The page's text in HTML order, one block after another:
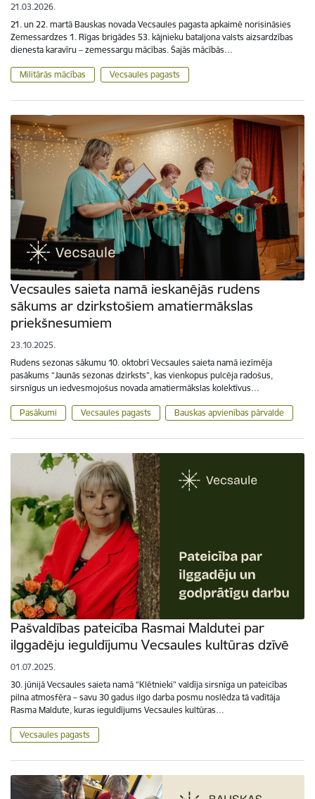
21.03.2026.
21. un 22. martā Bauskas novada Vecsaules pagasta apkaimē norisināsies
Zemessardzes 1. Rīgas brigādes 53. kājnieku bataljona valsts aizsardzības
dienesta karavīru – zemessargu mācības. Šajās mācībās…
Militārās mācības Vecsaules pagasts
Vecsaules saieta namā ieskanējās rudens
sākums ar dzirkstošiem amatiermākslas
priekšnesumiem
23.10.2025.
Rudens sezonas sākumu 10. oktobrī Vecsaules saieta namā iezīmēja
pasākums “Jaunās sezonas dzirksts”, kas vienkopus pulcēja radošus,
sirsnīgus un iedvesmojošus novada amatiermākslas kolektīvus…
Pasākumi Vecsaules pagasts Bauskas apvienības pārvalde
Pašvaldības pateicība Rasmai Maldutei par
ilggadēju ieguldījumu Vecsaules kultūras dzīvē
01.07.2025.
30. jūnijā Vecsaules saieta namā “Klētnieki” valdīja sirsnīga un pateicības
pilna atmosfēra – savu 30 gadus ilgo darba posmu noslēdza tā vadītāja
Rasma Maldute, kuras ieguldījums Vecsaules kultūras…
Vecsaules pagasts